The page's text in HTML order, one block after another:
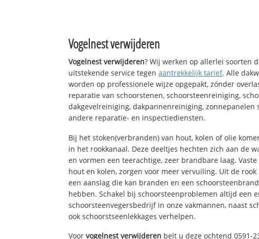
Vogelnest verwijderen
Vogelnest verwijderen? Wij werken op allerlei soorten
uitstekende service tegenaantrekkelijk tarief. Alle
worden op professionele wijze opgepakt, zónder
reparatie van schoorstenen, schoorsteenreiniging,
dakgevelreiniging, dakpannenreiniging, zonnepanelen
andere reparatie- en inspectiediensten.
Bij het stoken(verbranden) van hout, kolen of olie
in het rookkanaal. Deze deeltjes hechten zich aan de
en vormen een teerachtige, zeer brandbare laag.
hout en kolen, zorgen voor meer vervuiling. Uit de
een aanslag die kan branden en een
hebben. Schakel bij schoorsteenproblemen altijd een
schoorsteenvegersbedrijf in onze vakmannen, naast
ook schoorstseenlekkages verhelpen.
Voorvogelnest verwijderen belt u deze ochtend 0591-